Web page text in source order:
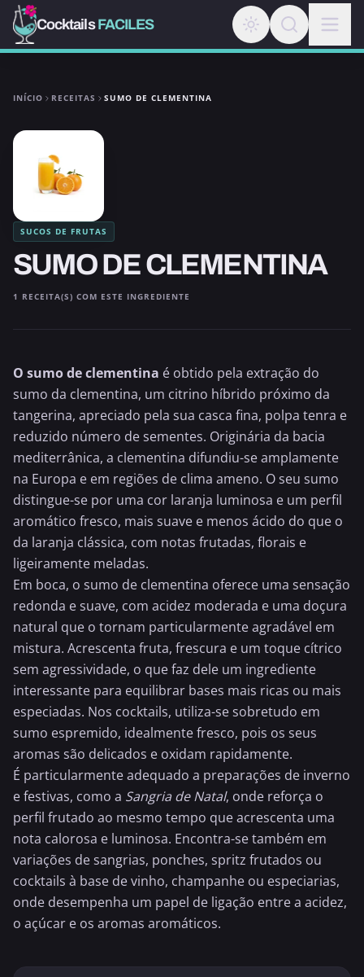
CocktailsFACILES
INÍCIO RECEITAS SUMO DE CLEMENTINA
SUCOS DE FRUTAS
SUMO DE CLEMENTINA
1 RECEITA(S) COM ESTE INGREDIENTE
O sumo de clementina é obtido pela extração do
sumo da clementina, um citrino híbrido próximo da
tangerina, apreciado pela sua casca fina, polpa tenra e
reduzido número de sementes. Originária da bacia
mediterrânica, a clementina difundiu-se amplamente
na Europa e em regiões de clima ameno. O seu sumo
distingue-se por uma cor laranja luminosa e um perfil
aromático fresco, mais suave e menos ácido do que o
da laranja clássica, com notas frutadas, florais e
ligeiramente meladas.
Em boca, o sumo de clementina oferece uma sensação
redonda e suave, com acidez moderada e uma doçura
natural que o tornam particularmente agradável em
mistura. Acrescenta fruta, frescura e um toque cítrico
sem agressividade, o que faz dele um ingrediente
interessante para equilibrar bases mais ricas ou mais
especiadas. Nos cocktails, utiliza-se sobretudo em
sumo espremido, idealmente fresco, pois os seus
aromas são delicados e oxidam rapidamente.
É particularmente adequado a preparações de inverno
e festivas, como a Sangria de Natal, onde reforça o
perfil frutado ao mesmo tempo que acrescenta uma
nota calorosa e luminosa. Encontra-se também em
variações de sangrias, ponches, spritz frutados ou
cocktails à base de vinho, champanhe ou especiarias,
onde desempenha um papel de ligação entre a acidez,
o açúcar e os aromas aromáticos.